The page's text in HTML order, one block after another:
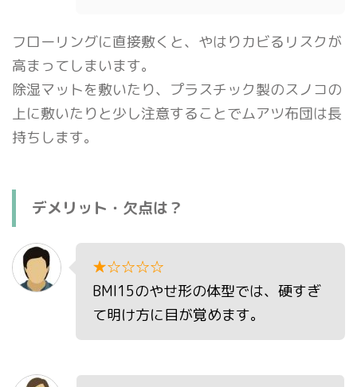
フローリングに直接敷くと、やはりカビるリスクが
高まってしまいます。
除湿マットを敷いたり、プラスチック製のスノコの
上に敷いたりと少し注意することでムアツ布団は長
持ちします。
デメリット・欠点は？
★☆☆☆☆
BMI15のやせ形の体型では、硬すぎ
て明け方に目が覚めます。